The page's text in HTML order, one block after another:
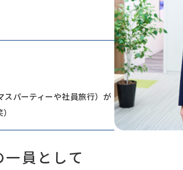
パーティーや社員旅行）が
員として